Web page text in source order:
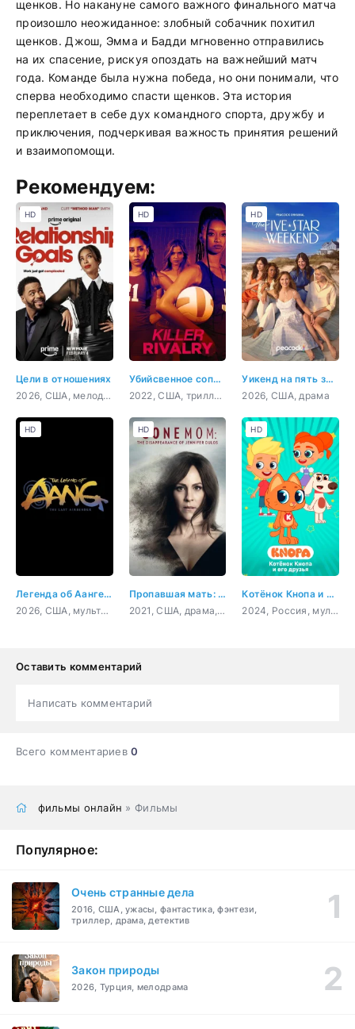
щенков. Но накануне самого важного финального матча
произошло неожиданное: злобный собачник похитил
щенков. Джош, Эмма и Бадди мгновенно отправились
на их спасение, рискуя опоздать на важнейший матч
года. Команде была нужна победа, но они понимали, что
сперва необходимо спасти щенков. Эта история
переплетает в себе дух командного спорта, дружбу и
приключения, подчеркивая важность принятия решений
и взаимопомощи.
Рекомендуем:
Цели в отношениях
2026, США, мелодрама, комедия
HD
Убийсвенное соперничество
2022, США, триллер, детектив
HD
Уикенд на пять звёзд
2026, США, драма
HD
Легенда об Аанге: Последний маг воздуха
2026, США, мультфильм, фэнтези, боевик, детектив, приключения, семейный
HD
Пропавшая мать: Исчезновение Дженнифер Дулос
2021, США, драма, криминал
HD
Котёнок Кнопа и его друзья
2024, Россия, мультфильм, комедия, приключения, семейный
HD
Оставить комментарий
Написать комментарий
Всего комментариев0
фильмы онлайн » Фильмы
Популярное:
Очень странные дела
2016, США, ужасы, фантастика, фэнтези,
триллер, драма, детектив
Закон природы
2026, Турция, мелодрама